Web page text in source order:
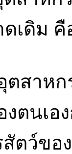
เดิม
ตสาห
ตนเอ
ตว์ข